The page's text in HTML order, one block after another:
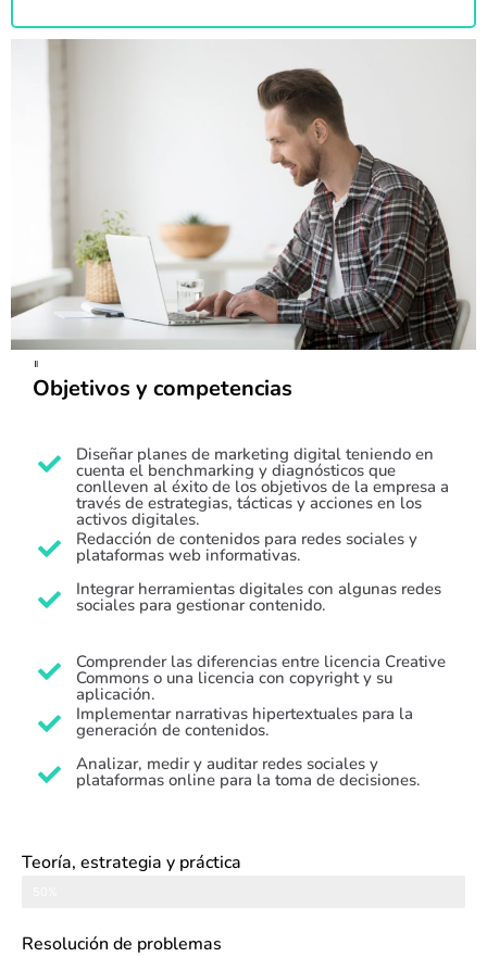
Objetivos y competencias
Diseñar planes de marketing digital teniendo en
cuenta el benchmarking y diagnósticos que
conlleven al éxito de los objetivos de la empresa a
través de estrategias, tácticas y acciones en los
activos digitales.
Redacción de contenidos para redes sociales y
plataformas web informativas.
Integrar herramientas digitales con algunas redes
sociales para gestionar contenido.
Comprender las diferencias entre licencia Creative
Commons o una licencia con copyright y su
aplicación.
Implementar narrativas hipertextuales para la
generación de contenidos.
Analizar, medir y auditar redes sociales y
plataformas online para la toma de decisiones.
Teoría, estrategia y práctica
Resolución de problemas